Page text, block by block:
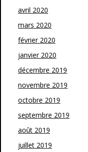
avril 2020
mars 2020
février 2020
janvier 2020
décembre 2019
novembre 2019
octobre 2019
septembre 2019
août 2019
juillet 2019